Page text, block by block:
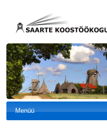
Menüü